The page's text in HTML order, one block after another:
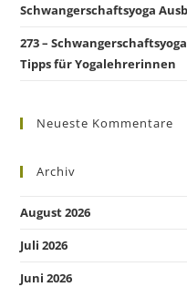
Schwangerschaftsyoga
273 –
Tipps für Yogalehrerinnen
Neueste Kommentare
Archiv
August 2026
Juli 2026
Juni 2026